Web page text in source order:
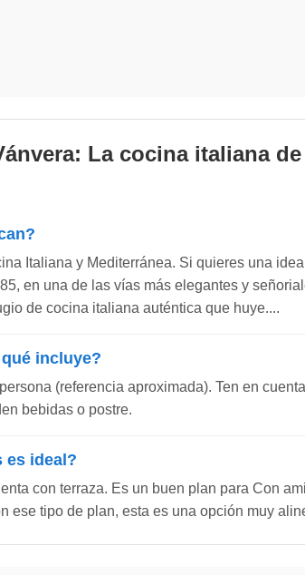
La cocina italiana de
Italiana y Mediterránea. Si quieres una
en una de las vías más elegantes y
de cocina italiana auténtica que huye....
incluye?
(referencia aproximada). Ten en
bebidas o postre.
es ideal?
con terraza. Es un buen plan para Con
ese tipo de plan, esta es una opción muy